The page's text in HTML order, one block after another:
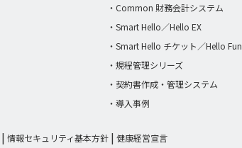
・Common 財務会計システム
・Smart Hello／Hello EX
・Smart Hello チケット／Hello Fun
・規程管理シリーズ
・契約書作成・管理システム
・導入事例
情報セキュリティ基本方針 健康経営宣言